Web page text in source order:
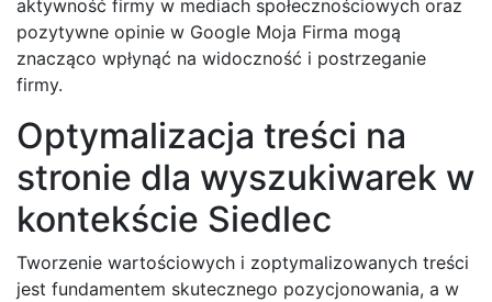
aktywność firmy w mediach społecznościowych oraz
pozytywne opinie w Google Moja Firma mogą
znacząco wpłynąć na widoczność i postrzeganie
firmy.
Optymalizacja treści na
stronie dla wyszukiwarek w
kontekście Siedlec
Tworzenie wartościowych i zoptymalizowanych treści
jest fundamentem skutecznego pozycjonowania, a w